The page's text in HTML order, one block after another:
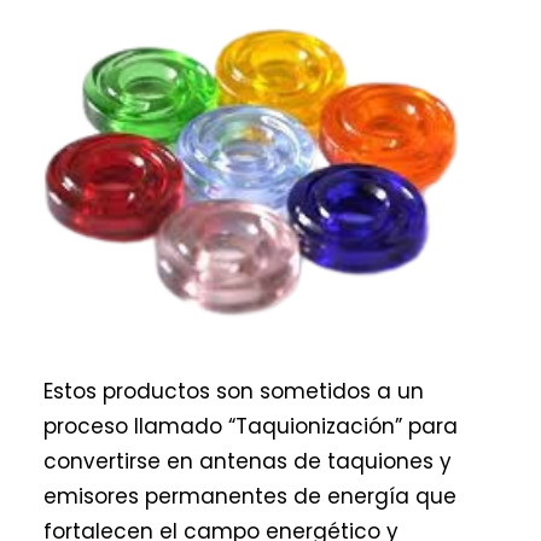
Estos productos son sometidos a un
proceso llamado “Taquionización” para
convertirse en antenas de taquiones y
emisores permanentes de energía que
fortalecen el campo energético y